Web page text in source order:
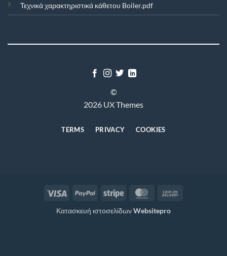
Τεχνικά χαρακτηριστικά κάθετου Boiler.pdf
©
2026 UX Themes
TERMS PRIVACY COOKIES
Visa PayPal Stripe MasterCard
Κατασκευή ιστοσελίδωνWebsitepro